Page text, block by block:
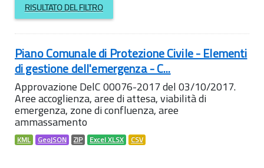
RISULTATO DEL FILTRO
Piano Comunale di Protezione Civile - Elementi
di gestione dell'emergenza - C...
Approvazione DelC 00076-2017 del 03/10/2017.
Aree accoglienza, aree di attesa, viabilità di
emergenza, zone di confluenza, aree
ammassamento
KML GeoJSON ZIP Excel XLSX CSV